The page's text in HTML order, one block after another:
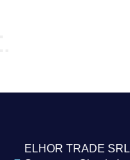
ELHOR TRADE SRL